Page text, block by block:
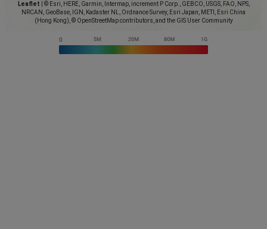
Leaflet
© Esri, HERE, Garmin, Intermap, increment P Corp., GEBCO, USGS, FAO, NPS,
NRCAN, GeoBase, IGN, Kadaster NL, Ordnance Survey, Esri Japan, METI, Esri China
(Hong Kong), © OpenStreetMap contributors, and the GIS User Community